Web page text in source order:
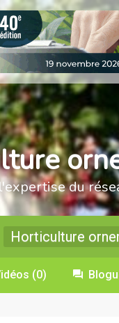
du
Horticulture
(0)